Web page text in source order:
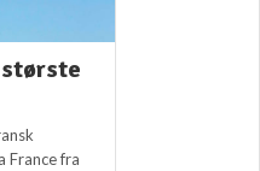
France fra